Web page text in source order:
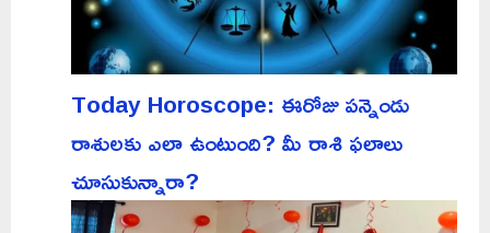
Today Horoscope: ఈరోజు పన్నెండు
రాశులకు ఎలా ఉంటుంది? మీ రాశి ఫలాలు
చూసుకున్నారా?